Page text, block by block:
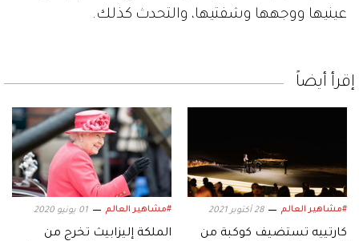
عينيها ووجهها وشفتيها، والتحدث كذلك.
إقرأ أيضاً
#مشاهير العالم 28 أكتوبر 2021
كارتييه تستضيف كوكبة من
#مشاهير العالم 01 يونيو 2020
الملكة إليزابيث تخرج من